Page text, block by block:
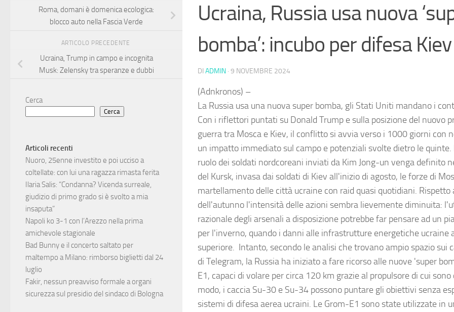
Ucraina, Russia usa nuova
bomba’: incubo per difesa Kiev
DI ADMIN · 9 NOVEMBRE 2024
(Adnkronos) –
La Russia usa una nuova super bomba, gli Stati Uniti mandano i
Con i riflettori puntati su Donald Trump e sulla posizione del nuovo
guerra tra Mosca e Kiev, il conflitto si avvia verso i 1000 giorni con
un impatto immediato sul campo e potenziali svolte dietro le quinte.
ruolo dei soldati nordcoreani inviati da Kim Jong-un venga definito
del Kursk, invasa dai soldati di Kiev all'inizio di agosto, le forze di
martellamento delle città ucraine con raid quasi quotidiani. Rispetto
dell'autunno l'intensità delle azioni sembra lievemente diminuita:
razionale degli arsenali a disposizione potrebbe far pensare ad un
per l'inverno, quando i danni alle infrastrutture energetiche ucraine
superiore. Intanto, secondo le analisi che trovano ampio spazio sui
di Telegram, la Russia ha iniziato a fare ricorso alle nuove 'super
E1, capaci di volare per circa 120 km grazie al propulsore di cui
modo, i caccia Su-30 e Su-34 possono puntare gli obiettivi senza
sistemi di difesa aerea ucraini. Le Grom-E1 sono state utilizzate in
Roma, domani è domenica ecologica:
blocco auto nella Fascia Verde
ARTICOLO PRECEDENTE
Ucraina, Trump in campo e incognita
Musk: Zelensky tra speranze e dubbi
Cerca
Cerca
Articoli recenti
Nuoro, 25enne investito e poi ucciso a
coltellate: con lui una ragazza rimasta ferita
Ilaria Salis: “Condanna? Vicenda surreale,
giudizio di primo grado si è svolto a mia
insaputa”
Napoli ko 3-1 con l’Arezzo nella prima
amichevole stagionale
Bad Bunny e il concerto saltato per
maltempo a Milano: rimborso biglietti dal 24
luglio
Fakir, nessun preavviso formale a organi
sicurezza sul presidio del sindaco di Bologna